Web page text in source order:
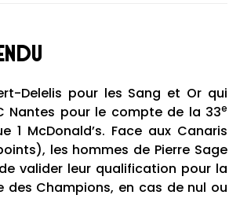
Delelis pour les Sang et Or qui
Nantes pour le compte de la 33e
1 McDonald’s. Face aux Canaris
les hommes de Pierre Sage
valider leur qualification pour la
des Champions, en cas de nul ou